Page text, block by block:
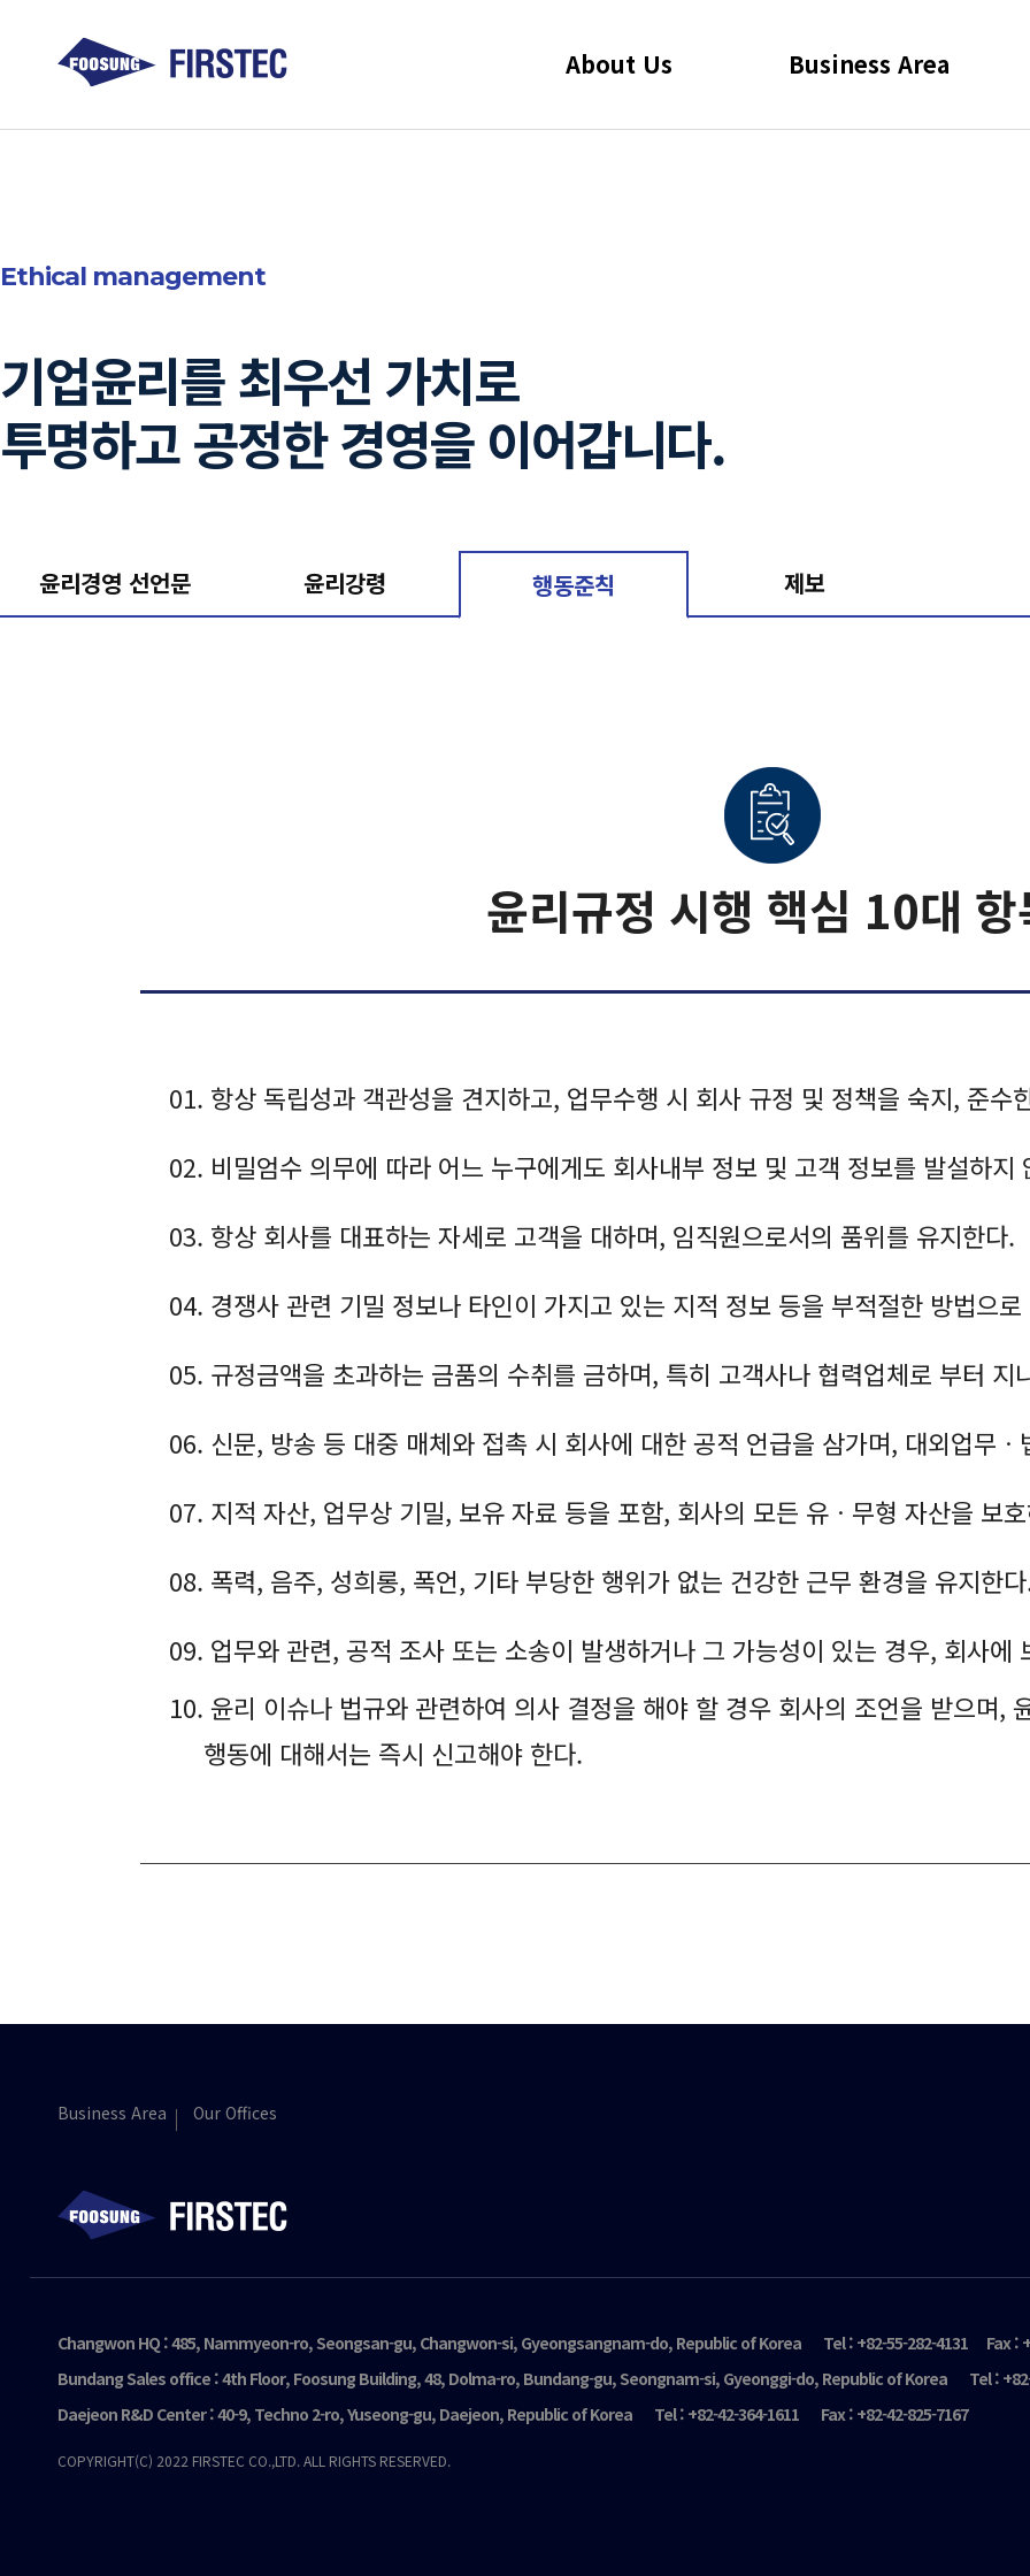
About Us Business Area
Ethical management
기업윤리를 최우선 가치로
투명하고 공정한 경영을 이어갑니다.
윤리경영 선언문 윤리강령 행동준칙 제보
윤리규정 시행 핵심 10대 항
01. 항상 독립성과 객관성을 견지하고, 업무수행 시 회사 규정 및 정책을 숙지, 준수
02. 비밀엄수 의무에 따라 어느 누구에게도 회사내부 정보 및 고객 정보를 발설하지
03. 항상 회사를 대표하는 자세로 고객을 대하며, 임직원으로서의 품위를 유지한다.
04. 경쟁사 관련 기밀 정보나 타인이 가지고 있는 지적 정보 등을 부적절한 방법으
05. 규정금액을 초과하는 금품의 수취를 금하며, 특히 고객사나 협력업체로 부터 지
06. 신문, 방송 등 대중 매체와 접촉 시 회사에 대한 공적 언급을 삼가며, 대외업무
07. 지적 자산, 업무상 기밀, 보유 자료 등을 포함, 회사의 모든 유ㆍ무형 자산을 보
08. 폭력, 음주, 성희롱, 폭언, 기타 부당한 행위가 없는 건강한 근무 환경을 유지한
09. 업무와 관련, 공적 조사 또는 소송이 발생하거나 그 가능성이 있는 경우, 회사에
10. 윤리 이슈나 법규와 관련하여 의사 결정을 해야 할 경우 회사의 조언을 받으며,
행동에 대해서는 즉시 신고해야 한다.
Business Area Our Offices
Changwon HQ : 485, Nammyeon-ro, Seongsan-gu, Changwon-si, Gyeongsangnam-do, Republic of Korea Tel : +82-55-282-4131
Fax :
Bundang Sales office : 4th Floor, Foosung Building, 48, Dolma-ro, Bundang-gu, Seongnam-si, Gyeonggi-do, Republic of Korea
Tel :
Daejeon R&D Center : 40-9, Techno 2-ro, Yuseong-gu, Daejeon, Republic of Korea
Tel : +82-42-364-1611 Fax : +82-42-825-7167
COPYRIGHT(C) 2022 FIRSTEC CO.,LTD. ALL RIGHTS RESERVED.